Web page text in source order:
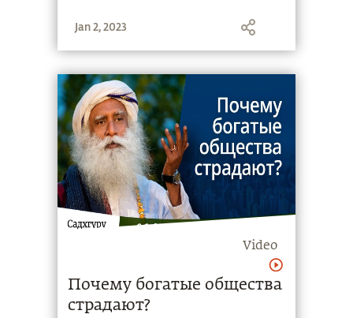
Jan 2, 2023
Video
Почему богатые общества
страдают?